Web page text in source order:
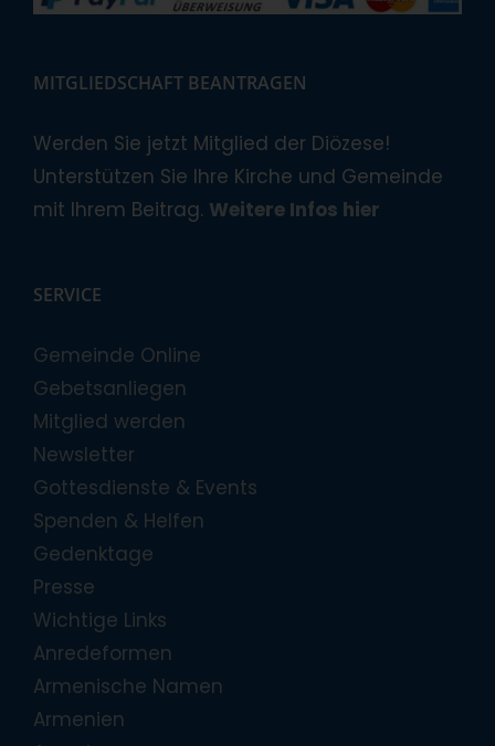
MITGLIEDSCHAFT BEANTRAGEN
Werden Sie jetzt Mitglied der Diözese!
Unterstützen Sie Ihre Kirche und Gemeinde
mit Ihrem Beitrag. Weitere Infos hier
SERVICE
Gemeinde Online
Gebetsanliegen
Mitglied werden
Newsletter
Gottesdienste & Events
Spenden & Helfen
Gedenktage
Presse
Wichtige Links
Anredeformen
Armenische Namen
Armenien